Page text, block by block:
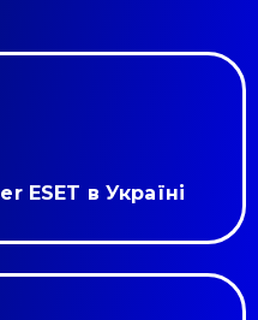
ESET в Україні